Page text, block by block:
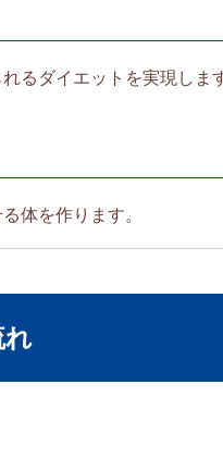
るダイエットを実現しま
体を作ります。
れ